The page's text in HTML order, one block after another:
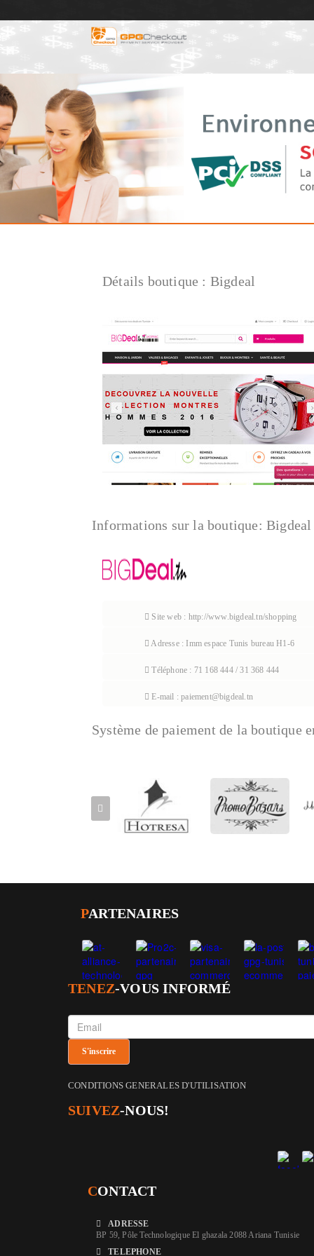
Détails boutique : Bigdeal
Informations sur la boutique: Bigdeal
Site web : http://www.bigdeal.tn/shopping
Adresse : Imm espace Tunis bureau H1-6
Téléphone : 71 168 444 / 31 368 444
E-mail : paiement@bigdeal.tn
Système de paiement de la boutique
PARTENAIRES
TENEZ-VOUS INFORMÉ
CONDITIONS GENERALES D'UTILISATION
SUIVEZ-NOUS!
CONTACT
ADRESSE
BP 59, Pôle Technologique El ghazala 2088 Ariana Tunisie
TELEPHONE